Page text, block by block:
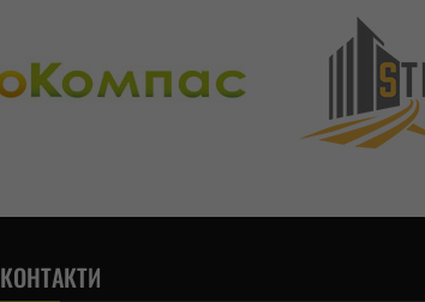
КОНТАКТИ